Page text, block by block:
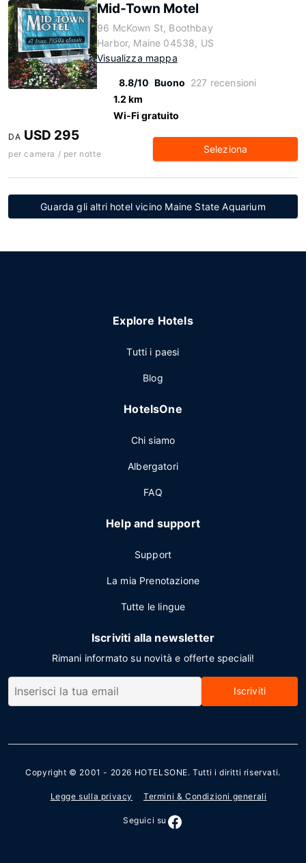
Mid-Town Motel
96 McKown St, Boothbay
Harbor, Maine 04538, US
Visualizza mappa
8.8/10 Buono 227 recensioni
1.2 km
Wi-Fi gratuito
DA USD 295
per camera / per notte Seleziona
Guarda gli altri hotel vicino Maine State Aquarium
Explore Hotels
Tutti i paesi
Blog
HotelsOne
Chi siamo
Albergatori
FAQ
Help and support
Support
La mia Prenotazione
Tutte le lingue
Iscriviti alla newsletter
Rimani informato su novità e offerte speciali!
Iscriviti
Copyright © 2001 - 2026 HOTELSONE. Tutti i diritti riservati.
Legge sulla privacy Termini & Condizioni generali
Seguici su